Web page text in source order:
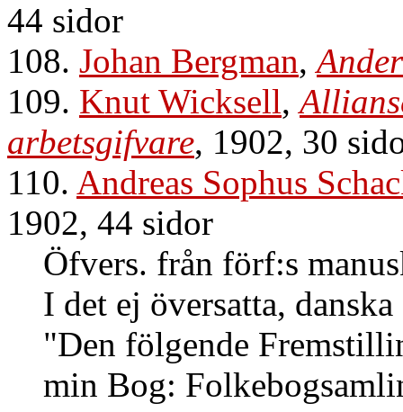
44 sidor
108. Johan Bergman,
109. Knut Wicksell,
arbetsgifvare, 1902, 30
110. Andreas Sophus
1902, 44 sidor
Öfvers. från förf:s
I det ej översatta,
"Den fölgende
min Bog: